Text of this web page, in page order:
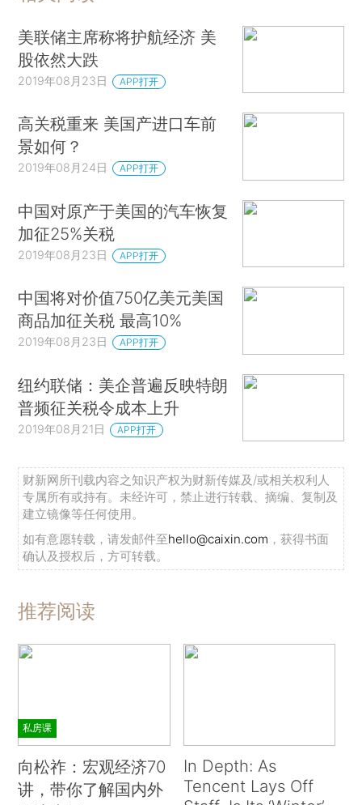
美联储主席称将护航经济 美
股依然大跌
2019年08月23日 APP打开
高关税重来 美国产进口车前
景如何？
2019年08月24日 APP打开
中国对原产于美国的汽车恢复
加征25%关税
2019年08月23日 APP打开
中国将对价值750亿美元美国
商品加征关税 最高10%
2019年08月23日 APP打开
纽约联储：美企普遍反映特朗
普频征关税令成本上升
2019年08月21日 APP打开
财新网所刊载内容之知识产权为财新传媒及/或相关权利人
专属所有或持有。未经许可，禁止进行转载、摘编、复制及
建立镜像等任何使用。
如有意愿转载，请发邮件至hello@caixin.com ，获得书面
确认及授权后，方可转载。
推荐阅读
私房课
向松祚：宏观经济70
讲，带你了解国内外
In Depth: As
Tencent Lays Off